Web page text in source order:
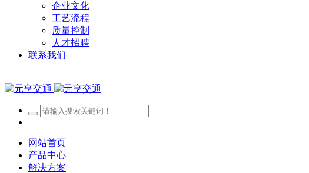
企业文化
工艺流程
质量控制
人才招聘
联系我们
网站首页
产品中心
解决方案